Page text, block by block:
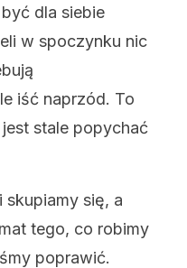
dla siebie
w spoczynku nic
iść naprzód. To
stale popychać
skupiamy się, a
tego, co robimy
poprawić.